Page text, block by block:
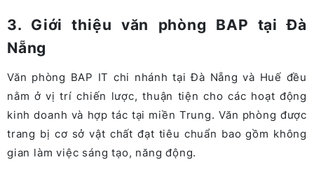
3. Giới thiệu văn phòng BAP tại Đà
Nẵng
Văn phòng BAP IT chi nhánh tại Đà Nẵng và Huế đều
nằm ở vị trí chiến lược, thuận tiện cho các hoạt động
kinh doanh và hợp tác tại miền Trung. Văn phòng được
trang bị cơ sở vật chất đạt tiêu chuẩn bao gồm không
gian làm việc sáng tạo, năng động.